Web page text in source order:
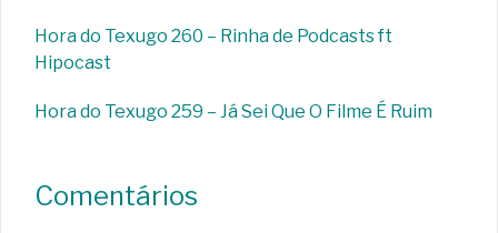
Hora do Texugo 260 – Rinha de Podcasts ft
Hipocast
Hora do Texugo 259 – Já Sei Que O Filme É Ruim
Comentários